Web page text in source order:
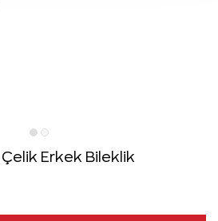
Çelik Erkek Bileklik